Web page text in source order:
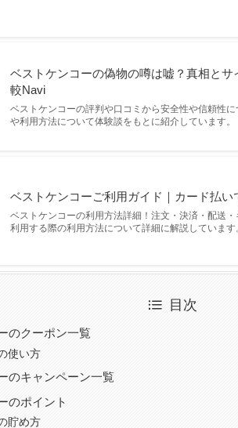
ベストケンコーの偽物の噂は嘘？真相と
較Navi
ベストケンコーの評判や口コミから安全性や信頼性
や利用方法について体験談をもとに紹介しています。
ベストケンコーご利用ガイド｜カード払
ベストケンコーの利用方法詳細！注文・決済・配送
利用する際の利用方法について詳細に解説しています
目次
のクーポン一覧
使い方
のキャンペーン一覧
のポイント
貯め方